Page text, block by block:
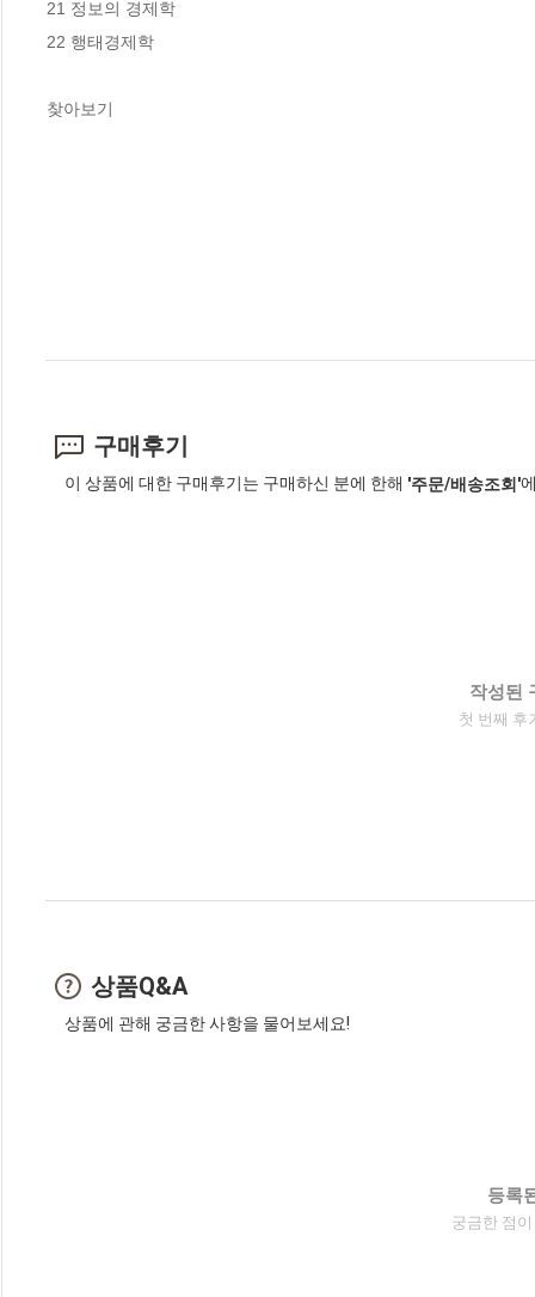
21 정보의 경제학
22 행태경제학
찾아보기
구매후기
이 상품에 대한 구매후기는 구매하신 분에 한해 '주문/배송조회'
작성된
첫 번째 후
상품Q&A
상품에 관해 궁금한 사항을 물어보세요!
등록
궁금한 점